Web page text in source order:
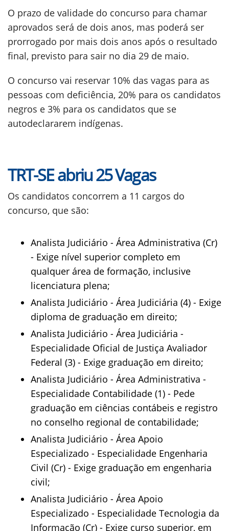
O prazo de validade do concurso para chamar
aprovados será de dois anos, mas poderá ser
prorrogado por mais dois anos após o resultado
final, previsto para sair no dia 29 de maio.
O concurso vai reservar 10% das vagas para as
pessoas com deficiência, 20% para os candidatos
negros e 3% para os candidatos que se
autodeclararem indígenas.
TRT-SE abriu 25 Vagas
Os candidatos concorrem a 11 cargos do
concurso, que são:
Analista Judiciário - Área Administrativa (Cr)
- Exige nível superior completo em
qualquer área de formação, inclusive
licenciatura plena;
Analista Judiciário - Área Judiciária (4) - Exige
diploma de graduação em direito;
Analista Judiciário - Área Judiciária -
Especialidade Oficial de Justiça Avaliador
Federal (3) - Exige graduação em direito;
Analista Judiciário - Área Administrativa -
Especialidade Contabilidade (1) - Pede
graduação em ciências contábeis e registro
no conselho regional de contabilidade;
Analista Judiciário - Área Apoio
Especializado - Especialidade Engenharia
Civil (Cr) - Exige graduação em engenharia
civil;
Analista Judiciário - Área Apoio
Especializado - Especialidade Tecnologia da
Informação (Cr) - Exige curso superior, em